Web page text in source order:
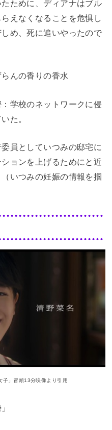
ために、ディアナはブル
えなくなることを危惧し
め、死に追いやったので
んの香りの香水
学校のネットワークに侵
た。
員としていつみの邸宅に
ョンを上げるためにと近
いつみの妊娠の情報を掴
」冒頭13分映像より引用